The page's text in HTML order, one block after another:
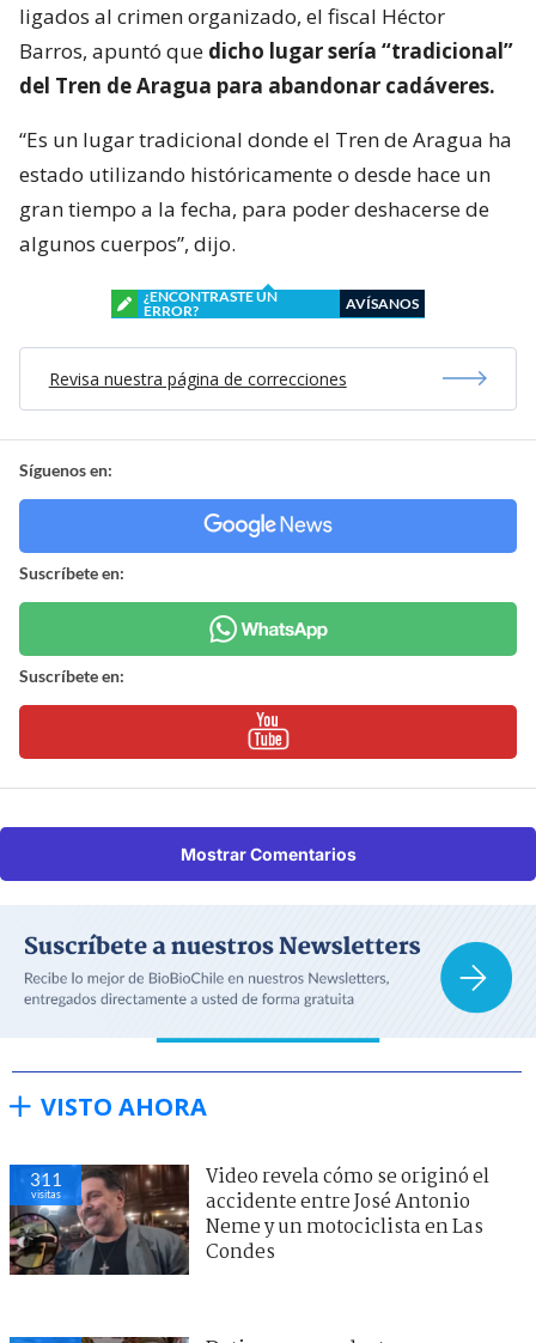
ligados al crimen organizado, el fiscal Héctor
Barros, apuntó que dicho lugar sería “tradicional”
del Tren de Aragua para abandonar cadáveres.
“Es un lugar tradicional donde el Tren de Aragua ha
estado utilizando históricamente o desde hace un
gran tiempo a la fecha, para poder deshacerse de
algunos cuerpos”, dijo.
¿ENCONTRASTE UN
ERROR?
AVÍSANOS
Revisa nuestra página de correcciones
Síguenos en:
Suscríbete en:
Suscríbete en:
Mostrar Comentarios
VISTO AHORA
311
visitas
Video revela cómo se originó el
accidente entre José Antonio
Neme y un motociclista en Las
Condes